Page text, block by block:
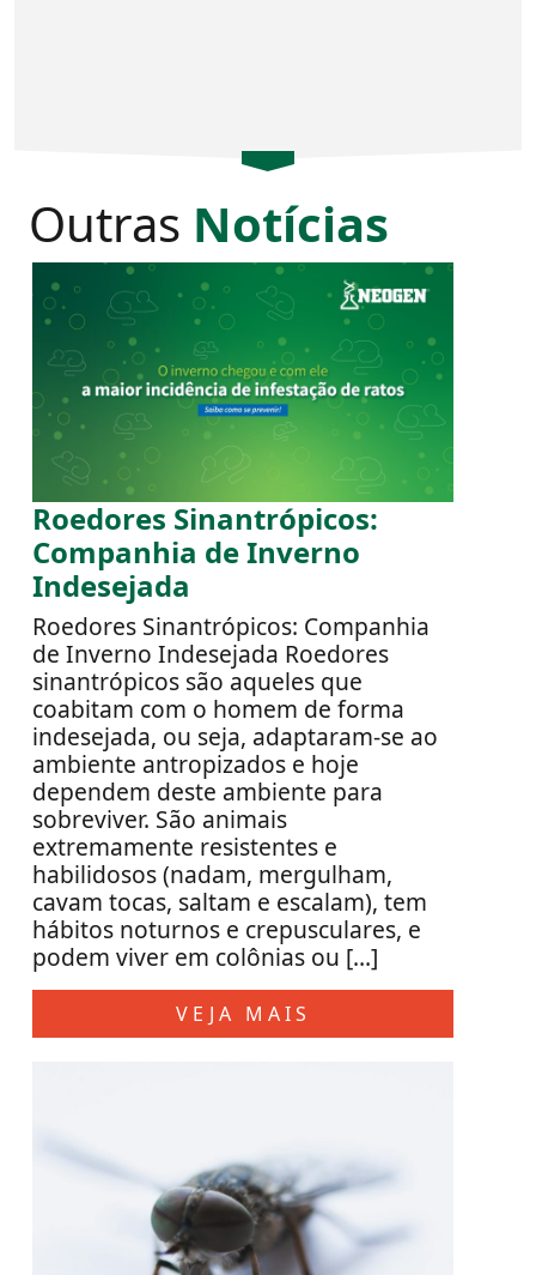
Outras Notícias
Roedores Sinantrópicos:
Companhia de Inverno
Indesejada
Roedores Sinantrópicos: Companhia
de Inverno Indesejada Roedores
sinantrópicos são aqueles que
coabitam com o homem de forma
indesejada, ou seja, adaptaram-se ao
ambiente antropizados e hoje
dependem deste ambiente para
sobreviver. São animais
extremamente resistentes e
habilidosos (nadam, mergulham,
cavam tocas, saltam e escalam), tem
hábitos noturnos e crepusculares, e
podem viver em colônias ou […]
VEJA MAIS